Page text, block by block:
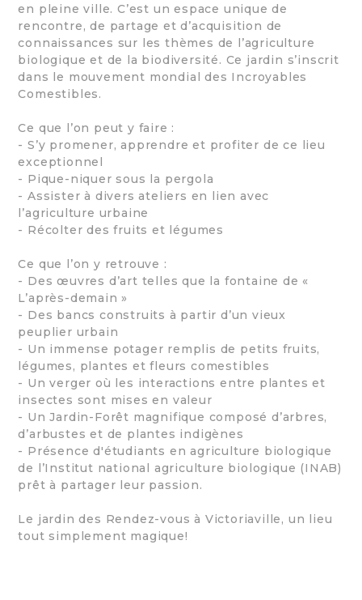
en pleine ville. C’est un espace unique de
rencontre, de partage et d’acquisition de
connaissances sur les thèmes de l’agriculture
biologique et de la biodiversité. Ce jardin s’inscrit
dans le mouvement mondial des Incroyables
Comestibles.
Ce que l’on peut y faire :
- S’y promener, apprendre et profiter de ce lieu
exceptionnel
- Pique-niquer sous la pergola
- Assister à divers ateliers en lien avec
l’agriculture urbaine
- Récolter des fruits et légumes
Ce que l’on y retrouve :
- Des œuvres d’art telles que la fontaine de «
L’après-demain »
- Des bancs construits à partir d’un vieux
peuplier urbain
- Un immense potager remplis de petits fruits,
légumes, plantes et fleurs comestibles
- Un verger où les interactions entre plantes et
insectes sont mises en valeur
- Un Jardin-Forêt magnifique composé d’arbres,
d’arbustes et de plantes indigènes
- Présence d'étudiants en agriculture biologique
de l’Institut national agriculture biologique (INAB)
prêt à partager leur passion.
Le jardin des Rendez-vous à Victoriaville, un lieu
tout simplement magique!